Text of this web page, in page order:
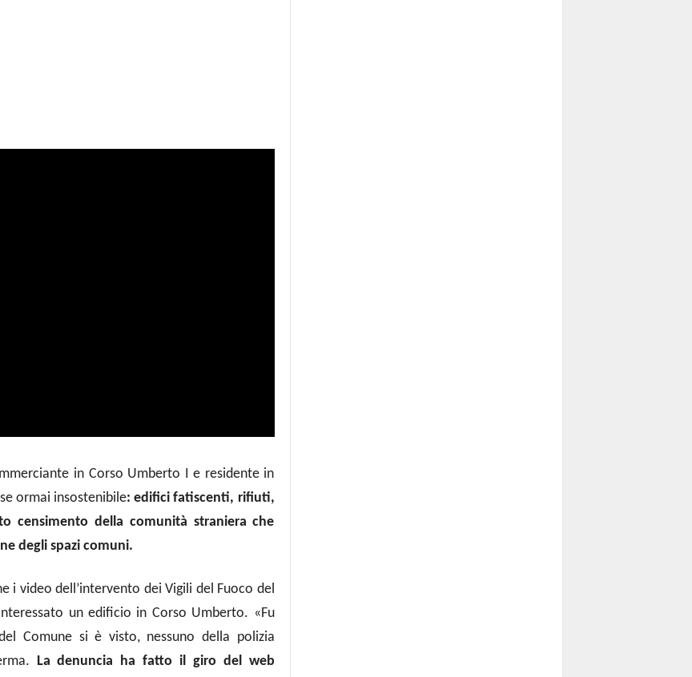
in Corso Umberto I e residente in
ormai insostenibile: edifici fatiscenti, rifiuti,
censimento della comunità straniera che
degli spazi comuni.
i video dell’intervento dei Vigili del Fuoco del
un edificio in Corso Umberto. «Fu
Comune si è visto, nessuno della polizia
La denuncia ha fatto il giro del web